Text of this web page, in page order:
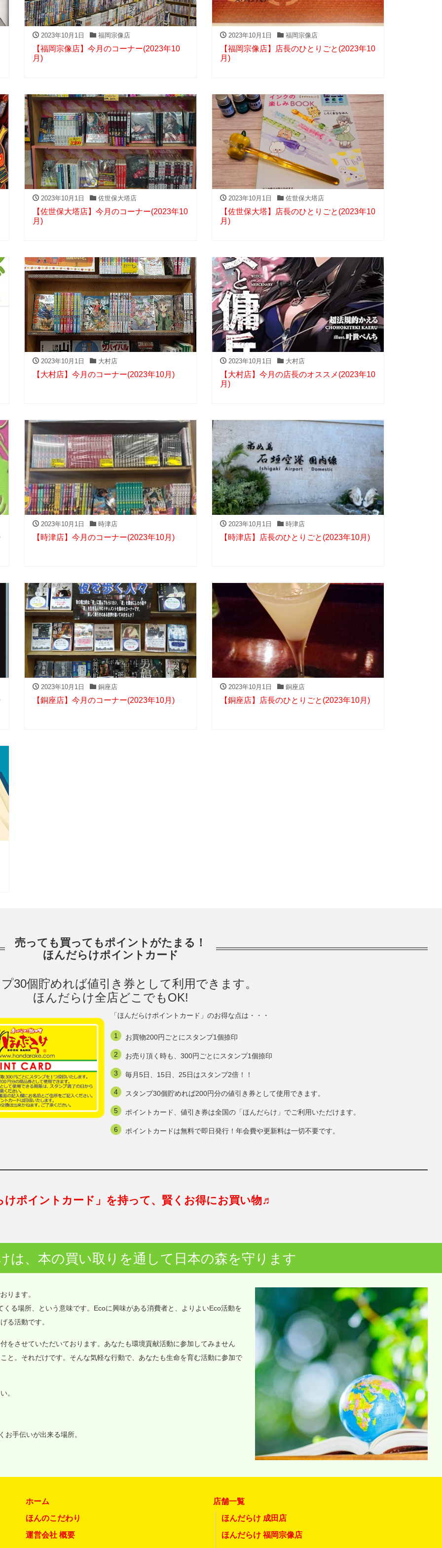
2023年10月1日 福岡宗像店
【福岡宗像店】今月のコーナー(2023年10
月)
2023年10月1日 福岡宗像店
【福岡宗像店】店長のひとりごと(2023年10
月)
2023年10月1日 佐世保大塔店
【佐世保大塔店】今月のコーナー(2023年10
月)
2023年10月1日 佐世保大塔店
【佐世保大塔】店長のひとりごと(2023年10
月)
2023年10月1日 大村店
【大村店】今月のコーナー(2023年10月)
2023年10月1日 大村店
【大村店】今月の店長のオススメ(2023年10
月)
2023年10月1日 時津店
【時津店】今月のコーナー(2023年10月)
2023年10月1日 時津店
【時津店】店長のひとりごと(2023年10月)
2023年10月1日 銅座店
【銅座店】今月のコーナー(2023年10月)
2023年10月1日 銅座店
【銅座店】店長のひとりごと(2023年10月)
売っても買ってもポイントがたまる！
ほんだらけポイントカード
30個貯めれば値引き券として利用できます。
ほんだらけ全店どこでもOK!
「ほんだらけポイントカード」のお得な点は・・・
お買物200円ごとにスタンプ1個捺印
お売り頂く時も、300円ごとにスタンプ1個捺印
毎月5日、15日、25日はスタンプ2倍！！
スタンプ30個貯めれば200円分の値引き券として使用できます。
ポイントカード、値引き券は全国の「ほんだらけ」でご利用いただけます。
ポイントカードは無料で即日発行！年会費や更新料は一切不要です。
けポイントカード」を持って、賢くお得にお買い物♬
は、本の買い取りを通して日本の森を守ります
ります。
る場所、という意味です。Ecoに興味がある消費者と、よりよいEco活動を
る活動です。
をさせていただいております。あなたも環境貢献活動に参加してみません
と。それだけです。そんな気軽な行動で、あなたも生命を育む活動に参加で
。
手伝いが出来る場所。
ホーム
ほんのこだわり
運営会社 概要
店舗一覧
ほんだらけ 成田店
ほんだらけ 福岡宗像店